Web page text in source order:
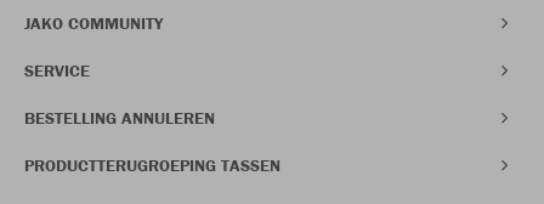
JAKO COMMUNITY
SERVICE
BESTELLING ANNULEREN
PRODUCTTERUGROEPING TASSEN